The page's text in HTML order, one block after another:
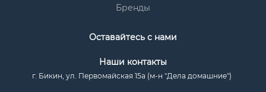
Бренды
Оставайтесь с нами
Наши контакты
г. Бикин, ул. Первомайская 15а (м-н "Дела домашние")